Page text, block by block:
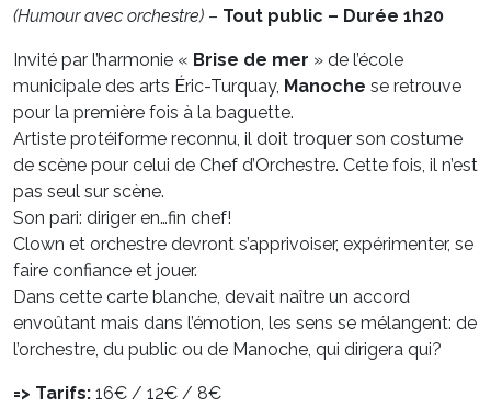
(Humour avec orchestre) – Tout public – Durée 1h20
Invité par l’harmonie « Brise de mer » de l’école
municipale des arts Éric-Turquay, Manoche se retrouve
pour la première fois à la baguette.
Artiste protéiforme reconnu, il doit troquer son costume
de scène pour celui de Chef d’Orchestre. Cette fois, il n’est
pas seul sur scène.
Son pari: diriger en…fin chef!
Clown et orchestre devront s’apprivoiser, expérimenter, se
faire confiance et jouer.
Dans cette carte blanche, devait naître un accord
envoûtant mais dans l’émotion, les sens se mélangent: de
l’orchestre, du public ou de Manoche, qui dirigera qui?
=> Tarifs: 16€ / 12€ / 8€